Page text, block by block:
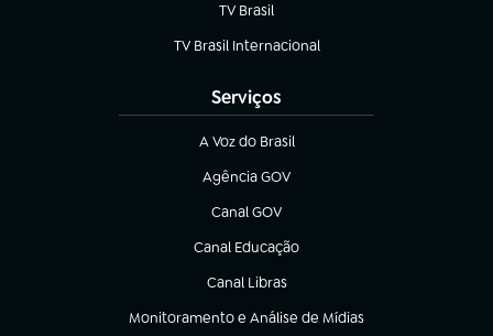
TV Brasil
(abre em nova aba)
TV Brasil Internacional
(abre em nova aba)
Serviços
A Voz do Brasil
(abre em nova aba)
Agência GOV
(abre em nova aba)
Canal GOV
(abre em nova aba)
Canal Educação
(abre em nova aba)
Canal Libras
(abre em nova aba)
Monitoramento e Análise de Mídias
(abre em nova aba)